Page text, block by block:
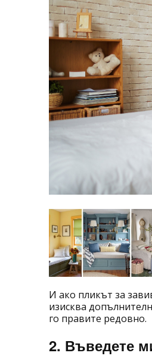
И ако пликът за
изисква
го правите редовно.
2. Въведете